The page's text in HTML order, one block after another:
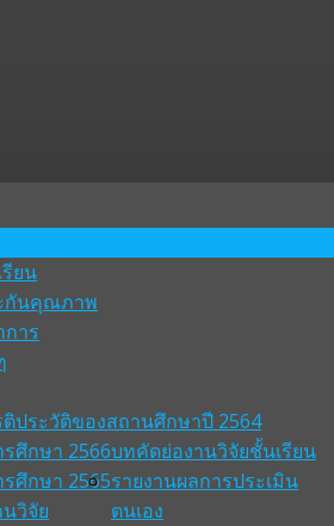
ยน
กันคุณภาพ
ติประวัติของสถานศึกษาปี 2564
บทคัดย่องานวิจัยชั้นเรียน
ศึกษา 2566
ศึกษา 2565
วิจัย
รายงานผลการประเมิน
ตนเอง
าร